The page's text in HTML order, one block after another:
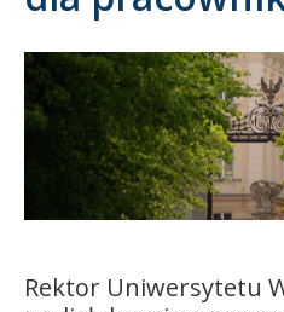
Absolwent
Rektor Uniwersytetu